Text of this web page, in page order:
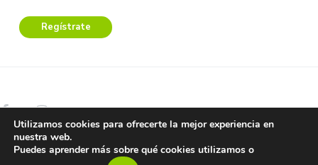
Regístrate
Copyright © 2026 Lek Centro de Ocio.
Utilizamos cookies para ofrecerte la mejor experiencia en
nuestra web.
Puedes aprender más sobre qué cookies utilizamos o